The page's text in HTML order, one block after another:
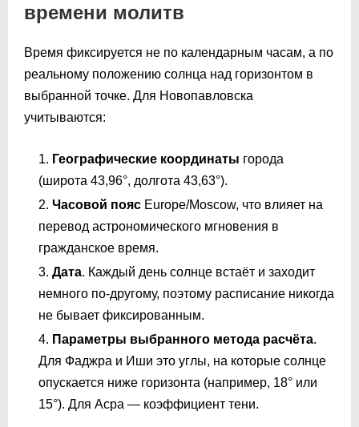
времени молитв
Время фиксируется не по календарным часам, а по
реальному положению солнца над горизонтом в
выбранной точке. Для Новопавловска
учитываются:
Географические координаты города
(широта 43,96°, долгота 43,63°).
Часовой пояс Europe/Moscow, что влияет на
перевод астрономического мгновения в
гражданское время.
Дата. Каждый день солнце встаёт и заходит
немного по-другому, поэтому расписание никогда
не бывает фиксированным.
Параметры выбранного метода расчёта.
Для Фаджра и Иши это углы, на которые солнце
опускается ниже горизонта (например, 18° или
15°). Для Асра — коэффициент тени.